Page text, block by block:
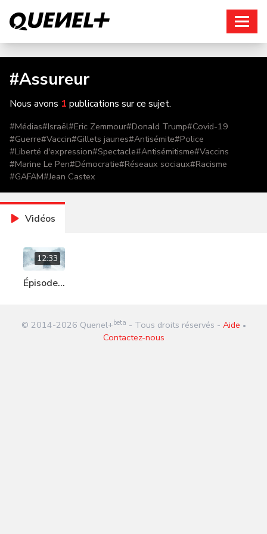
#Assureur
Nous avons 1 publications sur ce sujet.
#Médias#Israël#Eric Zemmour#Donald Trump#Covid-19
#Guerre#Vaccin#Gillets jaunes#Antisémite#Police
#Liberté d'expression#Spectacle#Antisémitisme#Vaccins
#Marine Le Pen#Démocratie#Réseaux sociaux#Racisme
#GAFAM#Jean Castex
Vidéos
12:33
Épisode
froid
© 2014-2026 Quenel+ beta - Tous droits réservés - Aide •
Contactez-nous